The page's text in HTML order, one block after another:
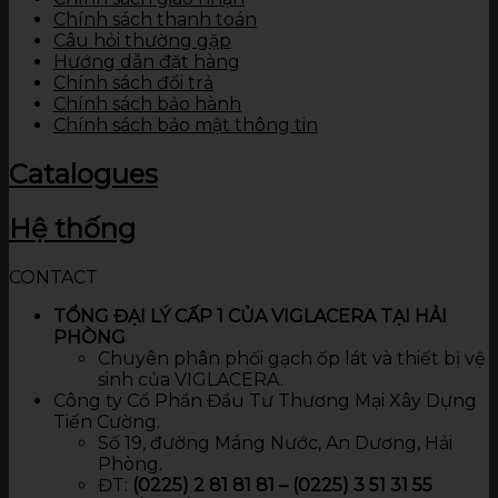
Chính sách thanh toán
Câu hỏi thường gặp
Hướng dẫn đặt hàng
Chính sách đổi trả
Chính sách bảo hành
Chính sách bảo mật thông tin
Catalogues
Hệ thống
CONTACT
TỔNG ĐẠI LÝ CẤP 1 CỦA VIGLACERA TẠI HẢI
PHÒNG
Chuyên phân phối gạch ốp lát và thiết bị vệ
sinh của VIGLACERA.
Công ty Cổ Phần Đầu Tư Thương Mại Xây Dựng
Tiến Cường.
Số 19, đường Máng Nước, An Dương, Hải
Phòng.
ĐT: (0225) 2 81 81 81 – (0225) 3 51 31 55